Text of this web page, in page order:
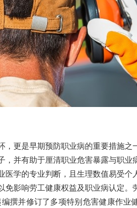
更是早期预防职业病的重要措施之
并有助于厘清职业危害暴露与职业
学的专业判断，且生理数值易受个
影响劳工健康权益及职业病认定。
撰并修订了多项特别危害健康作业